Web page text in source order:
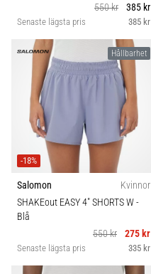
550 kr
385 kr
Senaste lägsta pris 385 kr
Hållbarhet
-18%
Salomon
Kvinnor
SHAKEout EASY 4" SHORTS W-
Blå
550 kr
275 kr
Senaste lägsta pris 335 kr